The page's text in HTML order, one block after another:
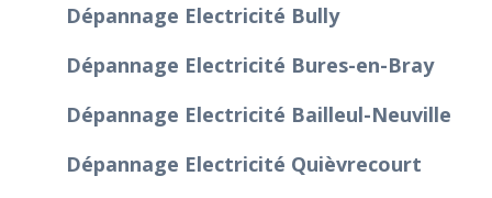
Dépannage Electricité Bully
Dépannage Electricité Bures-en-Bray
Dépannage Electricité Bailleul-Neuville
Dépannage Electricité Quièvrecourt